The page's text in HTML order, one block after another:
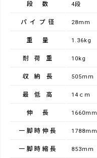
段数 4段
パイプ径 28mm
重量 1.36kg
耐荷重 10kg
収納長 505mm
最低高 14ｃm
伸長 1660mm
一脚時伸長 1788mm
一脚時縮長 853mm